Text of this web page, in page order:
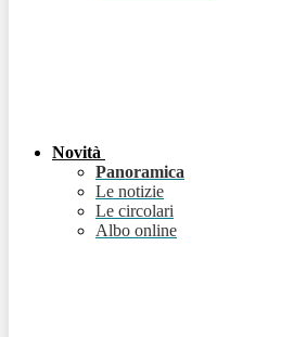
Novità
Panoramica
Le notizie
Le circolari
Albo online